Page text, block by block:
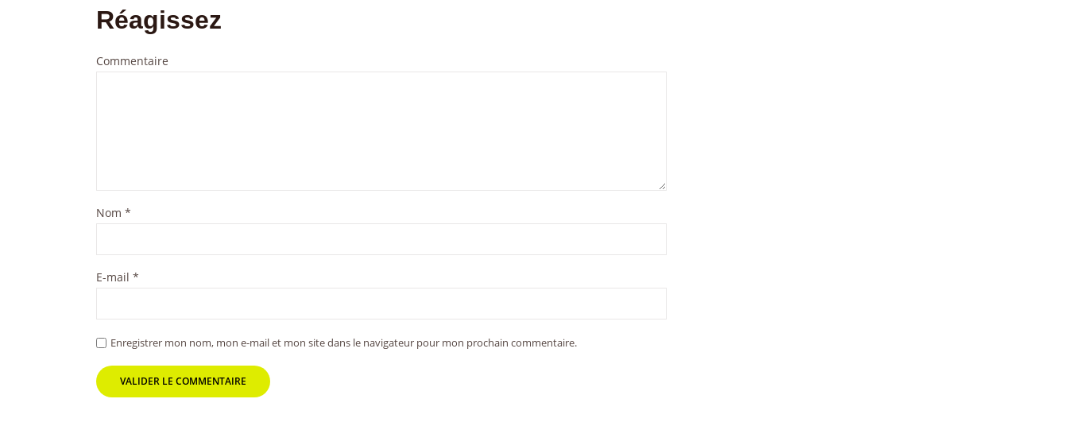
Réagissez
Commentaire
Nom *
E-mail *
Enregistrer mon nom, mon e-mail et mon site dans le navigateur pour mon prochain commentaire.